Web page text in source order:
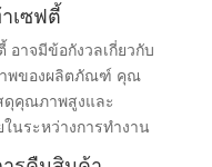
เซฟตี้
อาจมีข้อกังวลเกี่ยวกับ
าพของผลิตภัณฑ์ คุณ
ดุคุณภาพสูงและ
นระหว่างการทำงาน